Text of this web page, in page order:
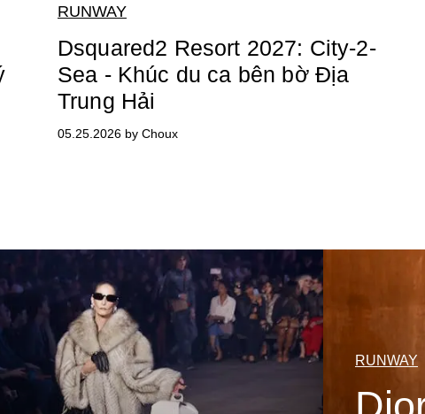
RUNWAY
Dsquared2 Resort 2027: City-2-
Sea - Khúc du ca bên bờ Địa
Trung Hải
05.25.2026 by Choux
RUNWAY